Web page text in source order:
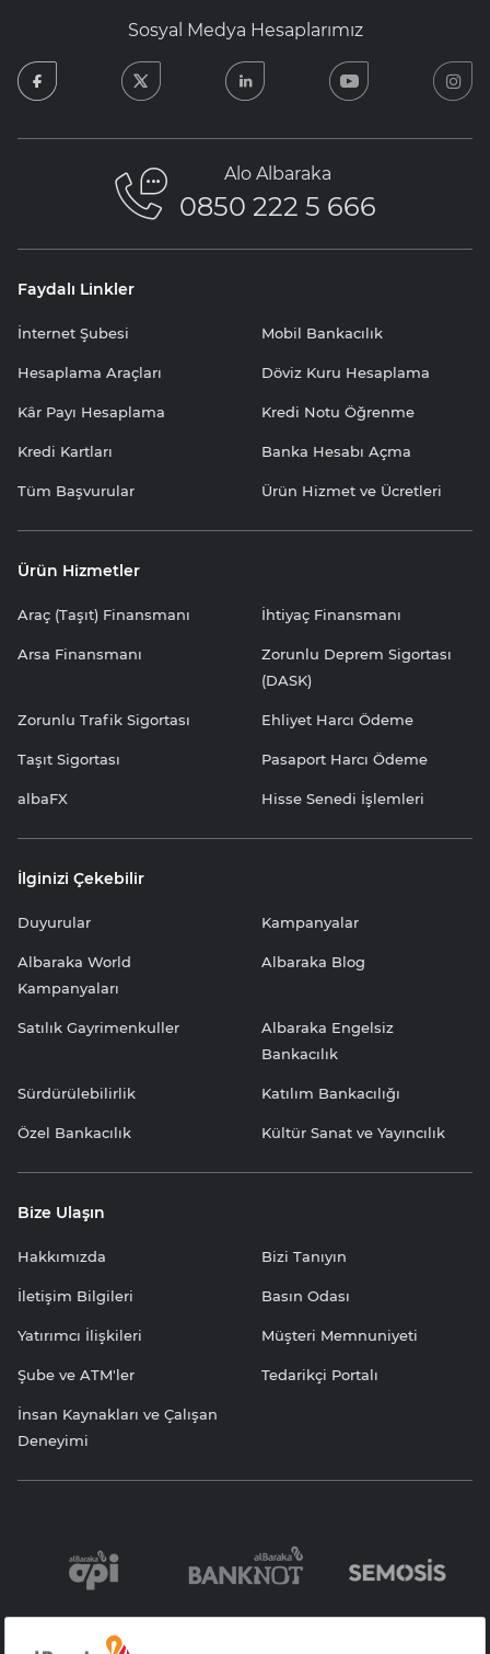
Sosyal Medya Hesaplarımız
facebook
Alo Albaraka
0850 222 5 666
Faydalı Linkler
İnternet Şubesi Mobil Bankacılık
Hesaplama Araçları Döviz Kuru Hesaplama
Kâr Payı Hesaplama Kredi Notu Öğrenme
Kredi Kartları Banka Hesabı Açma
Tüm Başvurular Ürün Hizmet ve Ücretleri
Ürün Hizmetler
Araç (Taşıt) Finansmanı İhtiyaç Finansmanı
Arsa Finansmanı
Zorunlu Deprem Sigortası
(DASK)
Zorunlu Trafik Sigortası Ehliyet Harcı Ödeme
Taşıt Sigortası Pasaport Harcı Ödeme
albaFX Hisse Senedi İşlemleri
İlginizi Çekebilir
Duyurular Kampanyalar
Albaraka World
Kampanyaları
Albaraka Blog
Satılık Gayrimenkuller
Albaraka Engelsiz
Bankacılık
Sürdürülebilirlik Katılım Bankacılığı
Özel Bankacılık Kültür Sanat ve Yayıncılık
Bize Ulaşın
Hakkımızda Bizi Tanıyın
İletişim Bilgileri Basın Odası
Yatırımcı İlişkileri Müşteri Memnuniyeti
Şube ve ATM'ler Tedarikçi Portalı
İnsan Kaynakları ve Çalışan
Deneyimi